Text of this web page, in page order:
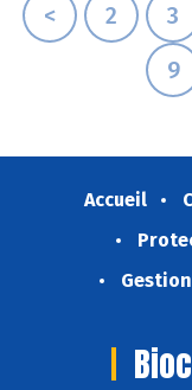
< 2 3
9
Accueil